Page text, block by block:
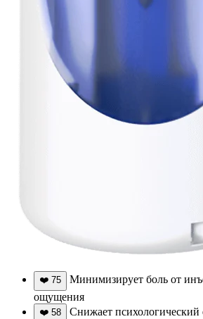
❤️ 75
Минимизирует боль от
ощущения
❤️ 58 Снижает психологический